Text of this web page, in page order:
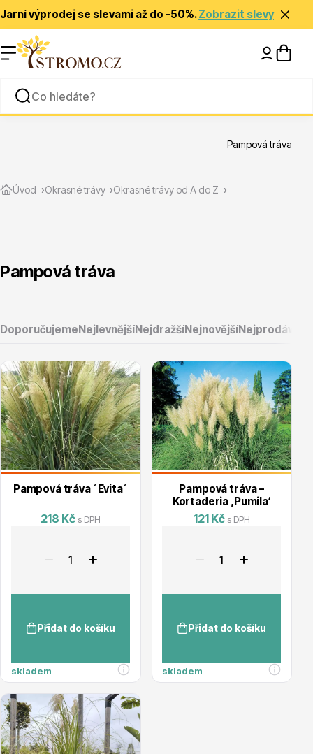
Jarní výprodej se slevami až do -50%.Zobrazit slevy
Rady a tipy
Vřesovištní rostliny
Úvod Okrasné trávy Okrasné trávy od A do Z
Pampová tráva
Pampová tráva
DoporučujemeNejlevnějšíNejdražšíNejnovější
Pampová tráva ´Evita´
218 Kč s DPH
Přidat do košíku
skladem
Pampová tráva –
Kortaderia ‚Pumila‘
121 Kč s DPH
Přidat do košíku
skladem